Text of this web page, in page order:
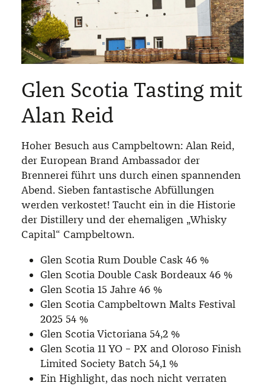
Glen Scotia Tasting mit
Alan Reid
Hoher Besuch aus Campbeltown: Alan Reid,
der European Brand Ambassador der
Brennerei führt uns durch einen spannenden
Abend. Sieben fantastische Abfüllungen
werden verkostet! Taucht ein in die Historie
der Distillery und der ehemaligen „Whisky
Capital“ Campbeltown.
Glen Scotia Rum Double Cask 46 %
Glen Scotia Double Cask Bordeaux 46 %
Glen Scotia 15 Jahre 46 %
Glen Scotia Campbeltown Malts Festival
2025 54 %
Glen Scotia Victoriana 54,2 %
Glen Scotia 11 YO – PX and Oloroso Finish
Limited Society Batch 54,1 %
Ein Highlight, das noch nicht verraten